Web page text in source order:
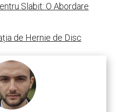
Slabit: O Abordare
de Hernie de Disc